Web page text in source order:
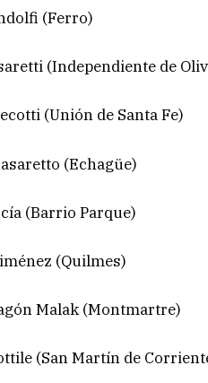
(Ferro)
(Independiente de
(Unión de Santa Fe)
(Echagüe)
(Barrio Parque)
(Quilmes)
Malak (Montmartre)
(San Martín de